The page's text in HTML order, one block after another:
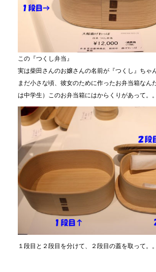
この『つくし弁当』
実は柴田さんのお嬢さんの名前が『つくし』ちゃ
まだ小さな頃、彼女のために作ったお弁当箱なん
は中学生）このお弁当箱にはからくりがあって。。
１段目と２段目を分けて、２段目の蓋を取って。